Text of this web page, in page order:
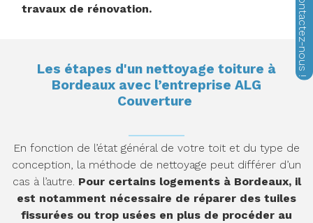
travaux de rénovation.
Les étapes d'un nettoyage toiture à
Bordeaux avec l’entreprise ALG
Couverture
En fonction de l’état général de votre toit et du type de
conception, la méthode de nettoyage peut différer d’un
cas à l’autre. Pour certains logements à Bordeaux, il
est notamment nécessaire de réparer des tuiles
fissurées ou trop usées en plus de procéder au